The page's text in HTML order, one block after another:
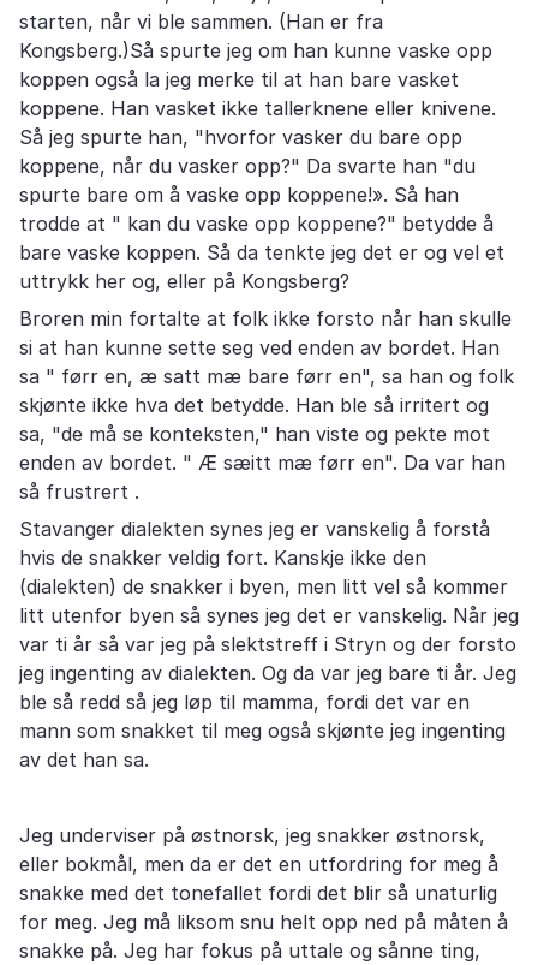
starten, når vi ble sammen. (Han er fra
Kongsberg.)Så spurte jeg om han kunne vaske opp
koppen også la jeg merke til at han bare vasket
koppene. Han vasket ikke tallerknene eller knivene.
Så jeg spurte han, "hvorfor vasker du bare opp
koppene, når du vasker opp?" Da svarte han "du
spurte bare om å vaske opp koppene!». Så han
trodde at " kan du vaske opp koppene?" betydde å
bare vaske koppen. Så da tenkte jeg det er og vel et
uttrykk her og, eller på Kongsberg?
Broren min fortalte at folk ikke forsto når han skulle
si at han kunne sette seg ved enden av bordet. Han
sa " førr en, æ satt mæ bare førr en", sa han og folk
skjønte ikke hva det betydde. Han ble så irritert og
sa, "de må se konteksten," han viste og pekte mot
enden av bordet. " Æ sæitt mæ førr en". Da var han
så frustrert .
Stavanger dialekten synes jeg er vanskelig å forstå
hvis de snakker veldig fort. Kanskje ikke den
(dialekten) de snakker i byen, men litt vel så kommer
litt utenfor byen så synes jeg det er vanskelig. Når jeg
var ti år så var jeg på slektstreff i Stryn og der forsto
jeg ingenting av dialekten. Og da var jeg bare ti år. Jeg
ble så redd så jeg løp til mamma, fordi det var en
mann som snakket til meg også skjønte jeg ingenting
av det han sa.
Jeg underviser på østnorsk, jeg snakker østnorsk,
eller bokmål, men da er det en utfordring for meg å
snakke med det tonefallet fordi det blir så unaturlig
for meg. Jeg må liksom snu helt opp ned på måten å
snakke på. Jeg har fokus på uttale og sånne ting,